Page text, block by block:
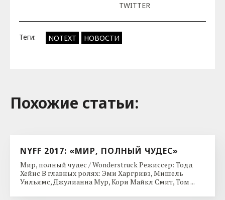
TWITTER
Теги: NOTEXT НОВОСТИ
Похожие cтатьи:
NYFF 2017: «МИР, ПОЛНЫЙ ЧУДЕС»
Мир, полный чудес / Wonderstruck Режиссер: Тодд
Хейнс В главных ролях: Эми Харгривз, Мишель
Уильямс, Джулианна Мур, Кори Майкл Смит, Том ...